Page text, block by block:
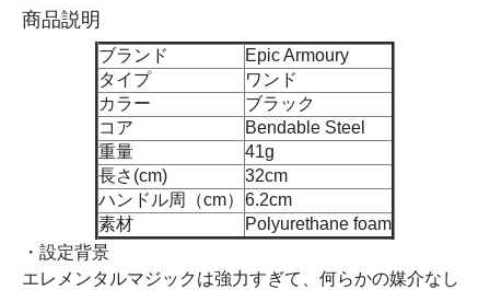
商品説明
ブランド
Epic Armoury
タイプ
ワンド
カラー
ブラック
コア
Bendable Steel
重量
41g
長さ(cm)
32cm
ハンドル周（cm） 6.2cm
素材
Polyurethane foam
・設定背景
エレメンタルマジックは強力すぎて、何らかの媒介なし